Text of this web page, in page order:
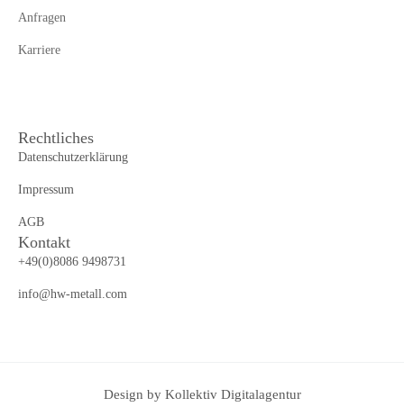
Anfragen
Karriere
Rechtliches
Datenschutzerklärung
Impressum
AGB
Kontakt
+49(0)8086 9498731
info@hw-metall.com
Design by Kollektiv Digitalagentur